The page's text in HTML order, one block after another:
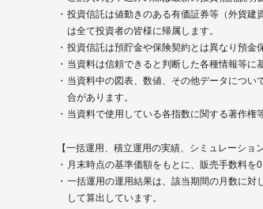
投資信託は値動きのある有価証券等（外貨建
は全て投資者の皆様に帰属します。
投資信託は預貯金や保険契約とは異なり預金
当資料は信頼できると判断した各種情報等に
当資料中の図表、数値、その他データにつ
合があります。
当資料で使用している各指数に関する著作権
【一括運用、積立運用の実績、シミュレーショ
月末時点の基準価額をもとに、販売手数料を
一括運用の運用結果は、該当期間の月数に
して算出しています。